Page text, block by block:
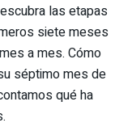
las etapas
siete meses
a mes. Cómo
séptimo mes de
qué ha